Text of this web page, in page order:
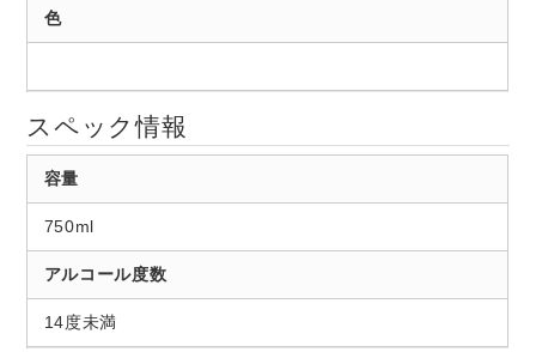
色
スペック情報
容量
750ml
アルコール度数
14度未満